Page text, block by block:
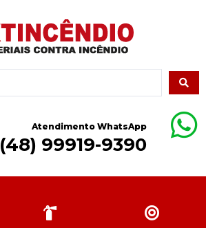
Atendimento WhatsApp
(48) 99919-9390